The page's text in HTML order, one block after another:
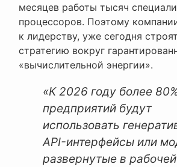
месяцев работы тысяч
процессоров. Поэтому
к лидерству, уже сегодня
стратегию вокруг
«вычислительной энергии».
«К 2026 году более
предприятий будут
использовать
API-интерфейсы или
развернутые в